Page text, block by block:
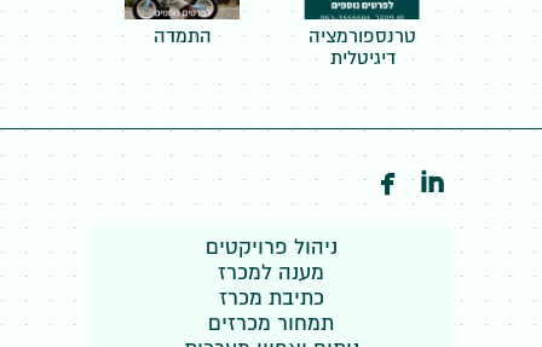
טרנספורמציה
דיגיטלית
התמדה
 
ניהול פרויקטים
מענה למכרז
כתיבת מכרז
תמחור מכרזים